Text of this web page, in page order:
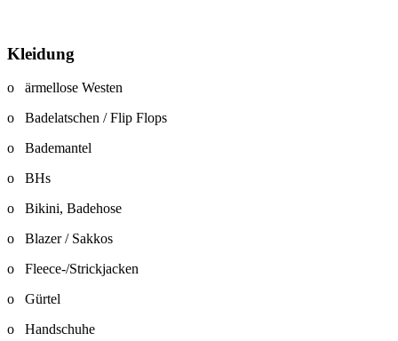
Kleidung
o ärmellose Westen
o Badelatschen / Flip Flops
o Bademantel
o BHs
o Bikini, Badehose
o Blazer / Sakkos
o Fleece-/Strickjacken
o Gürtel
o Handschuhe